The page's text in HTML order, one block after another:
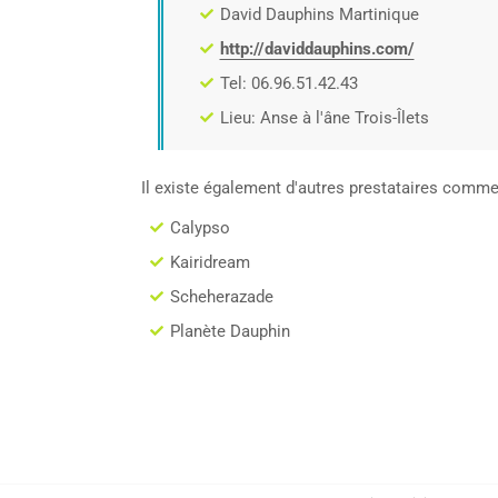
David Dauphins Martinique
http://daviddauphins.com/
Tel: 06.96.51.42.43
Lieu: Anse à l'âne Trois-Îlets
Il existe également d'autres prestataires
Calypso
Kairidream
Scheherazade
Planète Dauphin